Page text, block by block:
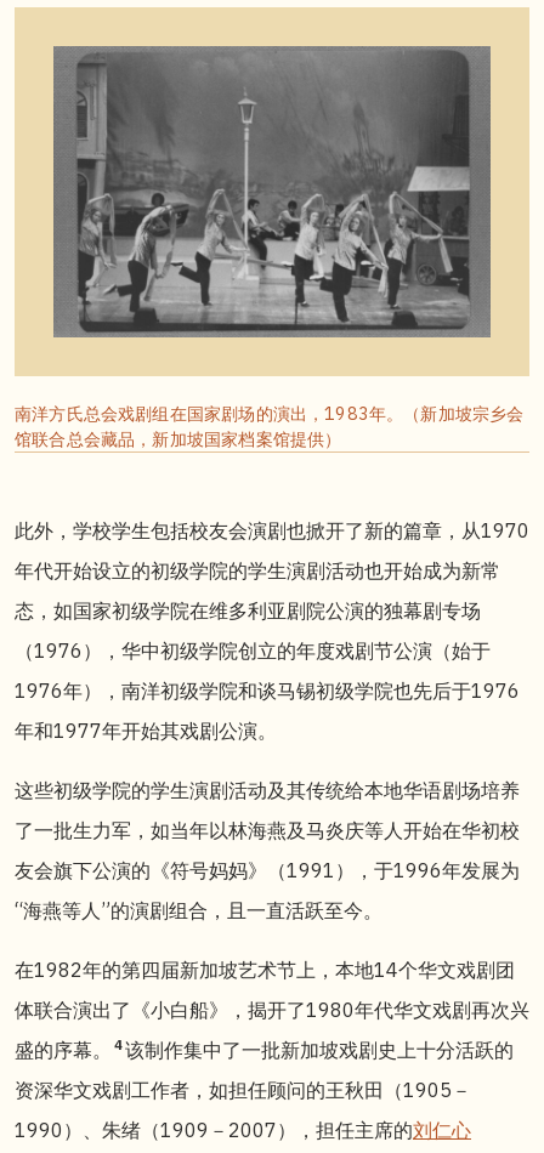
南洋方氏总会戏剧组在国家剧场的演出，1983年。（新加坡宗乡会
馆联合总会藏品，新加坡国家档案馆提供）
此外，学校学生包括校友会演剧也掀开了新的篇章，从1970
年代开始设立的初级学院的学生演剧活动也开始成为新常
态，如国家初级学院在维多利亚剧院公演的独幕剧专场
（1976），华中初级学院创立的年度戏剧节公演（始于
1976年），南洋初级学院和谈马锡初级学院也先后于1976
年和1977年开始其戏剧公演。
这些初级学院的学生演剧活动及其传统给本地华语剧场培养
了一批生力军，如当年以林海燕及马炎庆等人开始在华初校
友会旗下公演的《符号妈妈》（1991）， 于1996年发展为
“海燕等人”的演剧组合，且一直活跃至今。
在1982年的第四届新加坡艺术节上，本地14个华文戏剧团
体联合演出了《小白船》，揭开了1980年代华文戏剧再次兴
盛的序幕。
4该制作集中了一批新加坡戏剧史上十分活跃的
资深华文戏剧工作者，如担任顾问的王秋田（1905－
1990）、朱绪（1909－2007），担任主席的刘仁心